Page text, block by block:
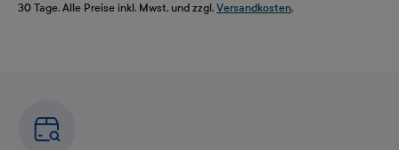
30 Tage. Alle Preise inkl. Mwst. und zzgl. Versandkosten.